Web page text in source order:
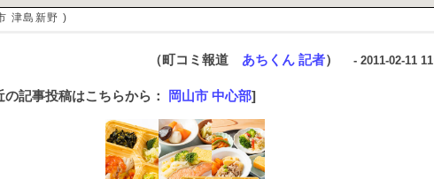
津島新野 )
（町コミ報道 あちくん 記者） - 2011-02-11
の記事投稿はこちらから： 岡山市 中心部]